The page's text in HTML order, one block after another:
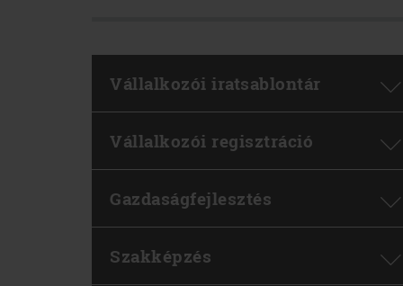
Vállalkozói iratsablontár
Vállalkozói regisztráció
Gazdaságfejlesztés
Szakképzés